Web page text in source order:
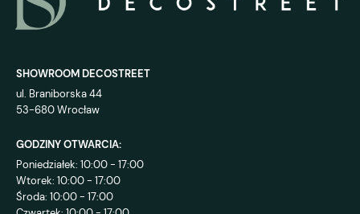
SHOWROOM DECOSTREET
ul. Braniborska 44
53-680 Wrocław
GODZINY OTWARCIA:
Poniedziałek: 10:00 - 17:00
Wtorek: 10:00 - 17:00
Środa: 10:00 - 17:00